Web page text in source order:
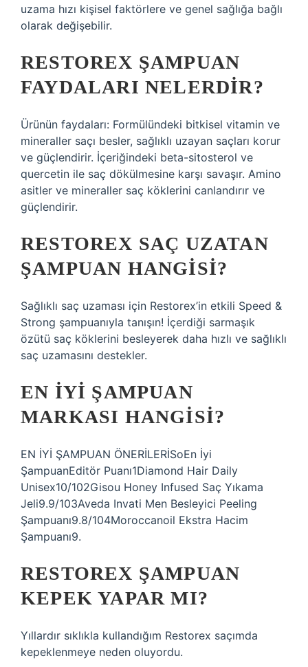
uzama hızı kişisel faktörlere ve genel sağlığa bağlı
olarak değişebilir.
RESTOREX ŞAMPUAN
FAYDALARI NELERDIR?
Ürünün faydaları: Formülündeki bitkisel vitamin ve
mineraller saçı besler, sağlıklı uzayan saçları korur
ve güçlendirir. İçeriğindeki beta-sitosterol ve
quercetin ile saç dökülmesine karşı savaşır. Amino
asitler ve mineraller saç köklerini canlandırır ve
güçlendirir.
RESTOREX SAÇ UZATAN
ŞAMPUAN HANGISI?
Sağlıklı saç uzaması için Restorex’in etkili Speed ​​​​​​&
Strong şampuanıyla tanışın! İçerdiği sarmaşık
özütü saç köklerini besleyerek daha hızlı ve sağlıklı
saç uzamasını destekler.
EN IYI ŞAMPUAN
MARKASI HANGISI?
EN İYİ ŞAMPUAN ÖNERİLERİSoEn İyi
ŞampuanEditör Puanı1Diamond Hair Daily
Unisex10/102Gisou Honey Infused Saç Yıkama
Jeli9.9/103Aveda Invati Men Besleyici Peeling
Şampuanı9.8/104Moroccanoil Ekstra Hacim
Şampuanı9.
RESTOREX ŞAMPUAN
KEPEK YAPAR MI?
Yıllardır sıklıkla kullandığım Restorex saçımda
kepeklenmeye neden oluyordu.